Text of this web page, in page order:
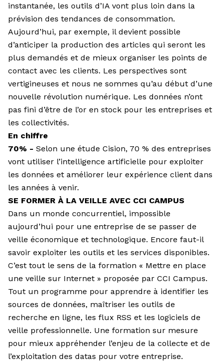
instantanée, les outils d’IA vont plus loin dans la
prévision des tendances de consommation.
Aujourd’hui, par exemple, il devient possible
d’anticiper la production des articles qui seront les
plus demandés et de mieux organiser les points de
contact avec les clients. Les perspectives sont
vertigineuses et nous ne sommes qu’au début d’une
nouvelle révolution numérique. Les données n’ont
pas fini d’être de l’or en stock pour les entreprises et
les collectivités.
En chiffre
70% - Selon une étude Cision, 70 % des entreprises
vont utiliser l’intelligence artificielle pour exploiter
les données et améliorer leur expérience client dans
les années à venir.
SE FORMER À LA VEILLE AVEC CCI CAMPUS
Dans un monde concurrentiel, impossible
aujourd’hui pour une entreprise de se passer de
veille économique et technologique. Encore faut-il
savoir exploiter les outils et les services disponibles.
C’est tout le sens de la formation « Mettre en place
une veille sur Internet » proposée par CCI Campus.
Tout un programme pour apprendre à identifier les
sources de données, maîtriser les outils de
recherche en ligne, les flux RSS et les logiciels de
veille professionnelle. Une formation sur mesure
pour mieux appréhender l’enjeu de la collecte et de
l’exploitation des datas pour votre entreprise.